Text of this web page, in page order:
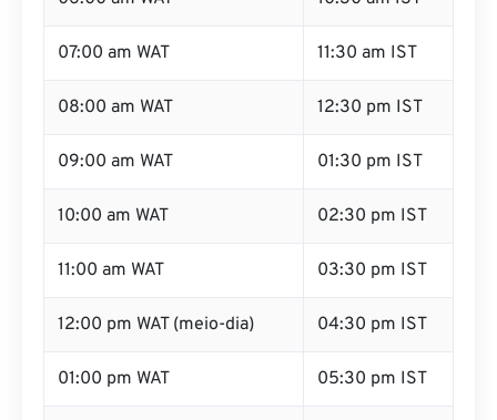
07:00 am WAT 11:30 am IST
08:00 am WAT 12:30 pm IST
09:00 am WAT 01:30 pm IST
10:00 am WAT 02:30 pm IST
11:00 am WAT 03:30 pm IST
12:00 pm WAT (meio-dia) 04:30 pm IST
01:00 pm WAT 05:30 pm IST